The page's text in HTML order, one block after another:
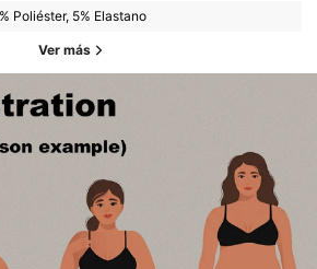
Poliéster, 5% Elastano
Ver más